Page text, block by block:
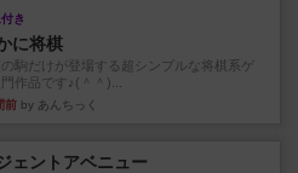
き
に将棋
の駒だけが登場する超シンプルな将棋系ゲ
作品です♪(＾＾)...
前 by あんちっく
ェントアベニュー